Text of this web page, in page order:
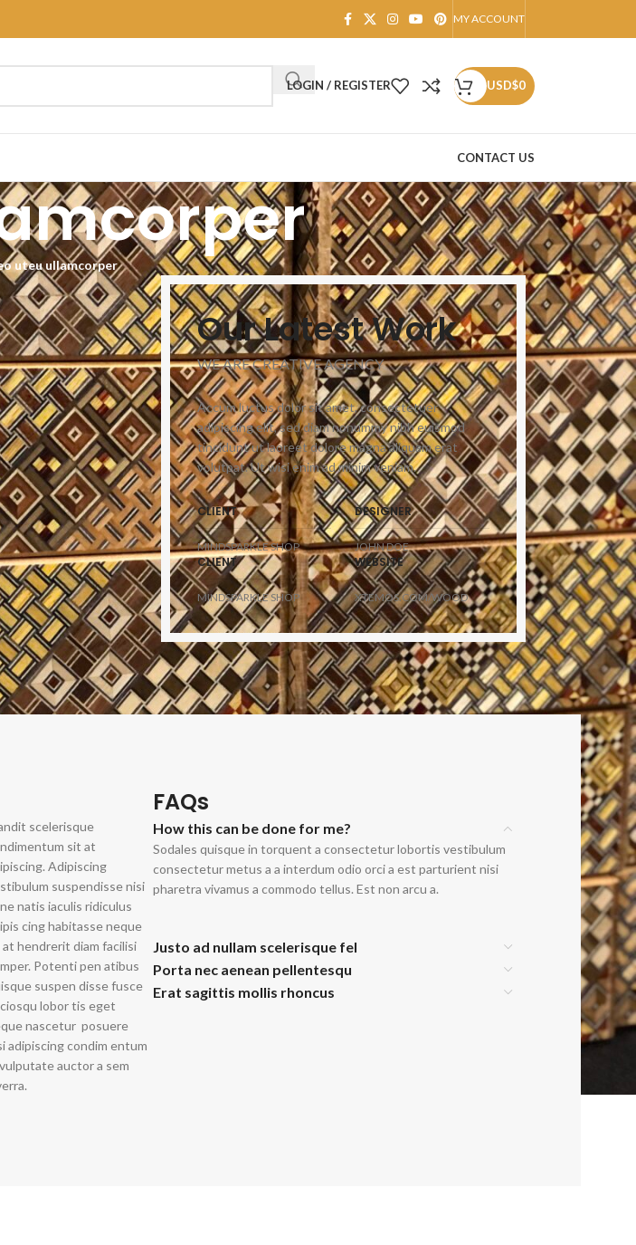
MY ACCOUNT
LOGIN / REGISTER USD$0
CONTACT US
uteu ullamcorper
Our Latest Work
WE ARE CREATIVE AGENCY
Accum luctus dolor sit amet, consectetuer
adipiscing elit, sed diam nonummy nibh euismod
tincidunt ut laoreet dolore magna aliquam erat
volutpat. Ut wisi enim ad minim veniam.
CLIENT
MINDSPARKLE SHOP
DESIGNER
JOHN DOE
CLIENT
MINDSPARKLE SHOP
WEBSITE
XTEMOS.COM/WOOD
scelerisque
sit at
Adipiscing
suspendisse nisi
natis iaculis ridiculus
cing habitasse neque
at hendrerit diam facilisi
Potenti pen atibus
suspen disse fusce
lobor tis eget
nascetur posuere
adipiscing condim entum
auctor a sem
FAQs
How this can be done for me?
Sodales quisque in torquent a consectetur lobortis vestibulum
consectetur metus a a interdum odio orci a est parturient nisi
pharetra vivamus a commodo tellus. Est non arcu a.
Justo ad nullam scelerisque fel
Porta nec aenean pellentesqu
Erat sagittis mollis rhoncus